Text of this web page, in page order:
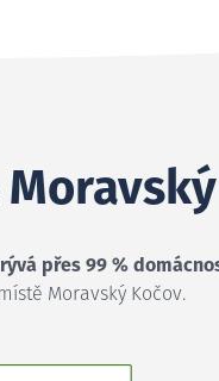
přes 99 %
Moravský Kočov.